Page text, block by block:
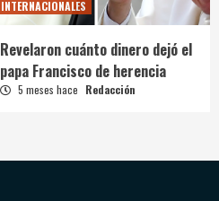
INTERNACIONALES
Revelaron cuánto dinero dejó el
papa Francisco de herencia
5 meses hace Redacción